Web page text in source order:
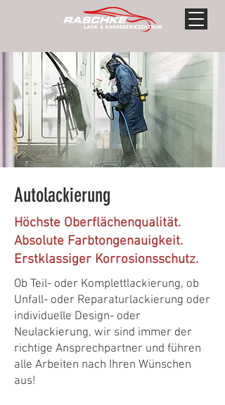
Autolackierung
Höchste Oberflächenqualität.
Absolute Farbtongenauigkeit.
Erstklassiger Korrosionsschutz.
Ob Teil- oder Komplettlackierung, ob
Unfall- oder Reparaturlackierung oder
individuelle Design- oder
Neulackierung, wir sind immer der
richtige Ansprechpartner und führen
alle Arbeiten nach Ihren Wünschen
aus!